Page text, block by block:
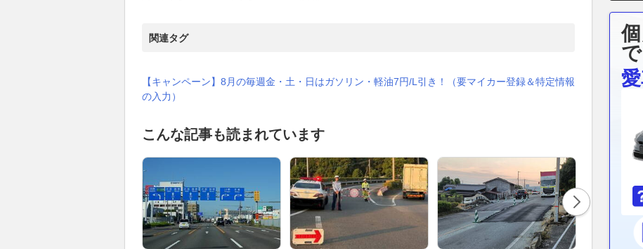
関連タグ
【キャンペーン】8月の毎週金・土・日はガソリン・軽油7円/L引き！（要マイカー登録＆特定情報
の入力）
こんな記事も読まれています
で